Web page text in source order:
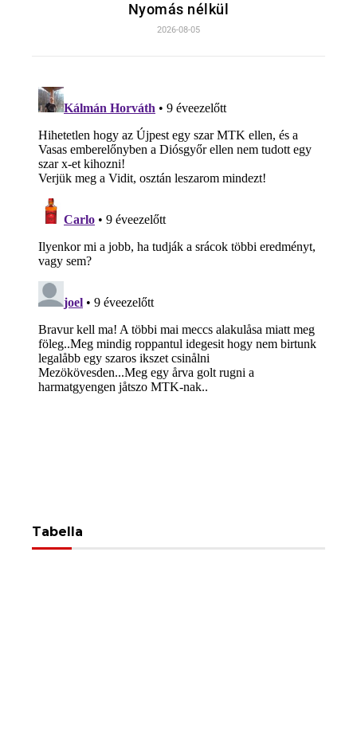
Nyomás nélkül
2026-08-05
Tabella